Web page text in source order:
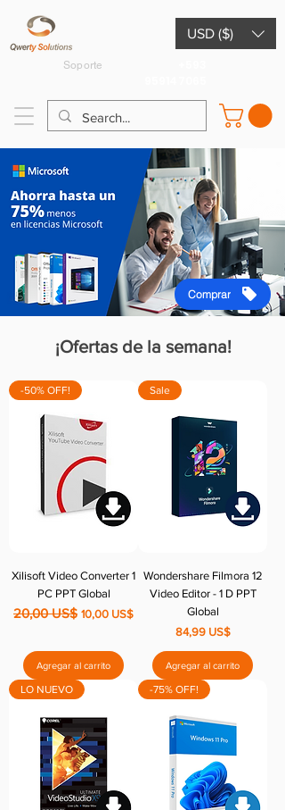
Soporte
USD ($)
Comprar
¡Ofertas de la semana!
-50% OFF!
Xilisoft Video Converter 1
PC PPT Global
Precio
20,00 US$ Precio de oferta
10,00 US$
Agregar al carrito
Sale
Wondershare Filmora 12
Video Editor - 1 D PPT
Global
Precio
84,99 US$
Agregar al carrito
LO NUEVO -75% OFF!